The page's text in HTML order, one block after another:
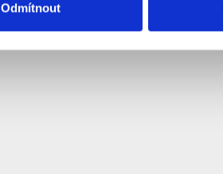
Odmítnout
Obsah balení:
1x kabel